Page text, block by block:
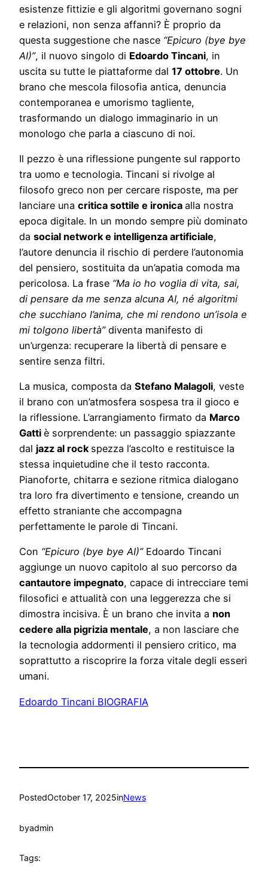
esistenze fittizie e gli algoritmi governano sogni
e relazioni, non senza affanni? È proprio da
questa suggestione che nasce “Epicuro (bye bye
AI)”, il nuovo singolo di Edoardo Tincani, in
uscita su tutte le piattaforme dal 17 ottobre. Un
brano che mescola filosofia antica, denuncia
contemporanea e umorismo tagliente,
trasformando un dialogo immaginario in un
monologo che parla a ciascuno di noi.
Il pezzo è una riflessione pungente sul rapporto
tra uomo e tecnologia. Tincani si rivolge al
filosofo greco non per cercare risposte, ma per
lanciare una critica sottile e ironica alla nostra
epoca digitale. In un mondo sempre più dominato
da social network e intelligenza artificiale,
l’autore denuncia il rischio di perdere l’autonomia
del pensiero, sostituita da un’apatia comoda ma
pericolosa. La frase “Ma io ho voglia di vita, sai,
di pensare da me senza alcuna AI, né algoritmi
che succhiano l’anima, che mi rendono un’isola e
mi tolgono libertà” diventa manifesto di
un’urgenza: recuperare la libertà di pensare e
sentire senza filtri.
La musica, composta da Stefano Malagoli, veste
il brano con un’atmosfera sospesa tra il gioco e
la riflessione. L’arrangiamento firmato da Marco
Gatti è sorprendente: un passaggio spiazzante
dal jazz al rock spezza l’ascolto e restituisce la
stessa inquietudine che il testo racconta.
Pianoforte, chitarra e sezione ritmica dialogano
tra loro fra divertimento e tensione, creando un
effetto straniante che accompagna
perfettamente le parole di Tincani.
Con “Epicuro (bye bye AI)” Edoardo Tincani
aggiunge un nuovo capitolo al suo percorso da
cantautore impegnato, capace di intrecciare temi
filosofici e attualità con una leggerezza che si
dimostra incisiva. È un brano che invita a non
cedere alla pigrizia mentale, a non lasciare che
la tecnologia addormenti il pensiero critico, ma
soprattutto a riscoprire la forza vitale degli esseri
umani.
Edoardo Tincani BIOGRAFIA
PostedOctober 17, 2025inNews
byadmin
Tags: